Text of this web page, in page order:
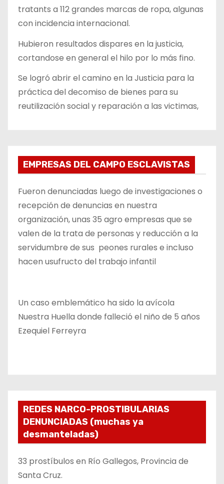
tratants a 112 grandes marcas de ropa, algunas
con incidencia internacional.
Hubieron resultados dispares en la justicia,
cortandose en general el hilo por lo más fino.
Se logró abrir el camino en la Justicia para la
práctica del decomiso de bienes para su
reutilización social y reparación a las victimas,
EMPRESAS DEL CAMPO ESCLAVISTAS
Fueron denunciadas luego de investigaciones o
recepción de denuncias en nuestra
organización, unas 35 agro empresas que se
valen de la trata de personas y reducción a la
servidumbre de sus peones rurales e incluso
hacen usufructo del trabajo infantil
Un caso emblemático ha sido la avícola
Nuestra Huella donde falleció el niño de 5 años
Ezequiel Ferreyra
REDES NARCO-PROSTIBULARIAS
DENUNCIADAS (muchas ya
desmanteladas)
33 prostíbulos en Río Gallegos, Provincia de
Santa Cruz.